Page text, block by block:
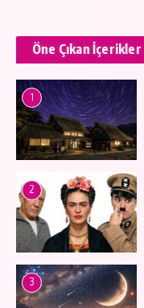
Öne Çıkan İçerikler
1
2
3